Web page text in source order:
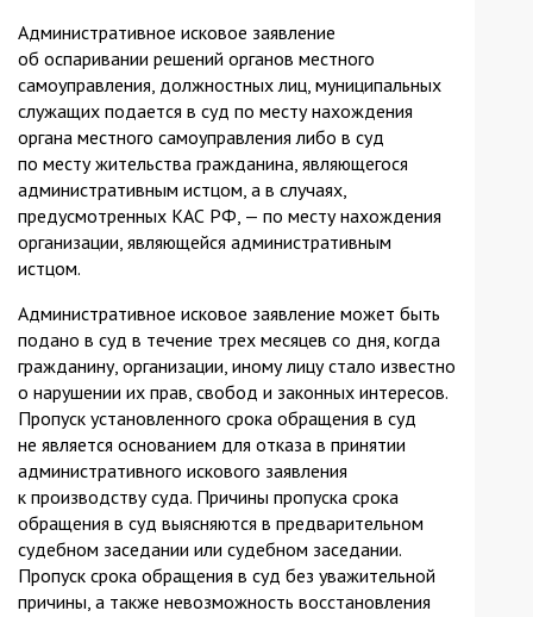
Административное исковое заявление
об оспаривании решений органов местного
самоуправления, должностных лиц, муниципальных
служащих подается в суд по месту нахождения
органа местного самоуправления либо в суд
по месту жительства гражданина, являющегося
административным истцом, а в случаях,
предусмотренных КАС РФ, — по месту нахождения
организации, являющейся административным
истцом.
Административное исковое заявление может быть
подано в суд в течение трех месяцев со дня, когда
гражданину, организации, иному лицу стало известно
о нарушении их прав, свобод и законных интересов.
Пропуск установленного срока обращения в суд
не является основанием для отказа в принятии
административного искового заявления
к производству суда. Причины пропуска срока
обращения в суд выясняются в предварительном
судебном заседании или судебном заседании.
Пропуск срока обращения в суд без уважительной
причины, а также невозможность восстановления